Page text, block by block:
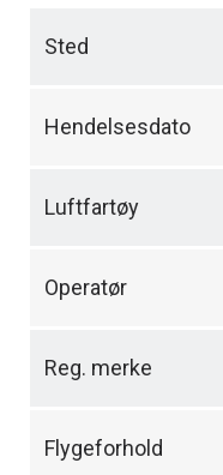
Sted
Hendelsesdato
Luftfartøy
Operatør
Reg. merke
Flygeforhold